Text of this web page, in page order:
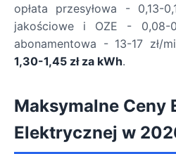
opłata przesyłowa - 0,13-
jakościowe i OZE - 0,08-
abonamentowa - 13-17 zł/
1,30-1,45 zł za kWh.
Maksymalne Ceny
Elektrycznej w